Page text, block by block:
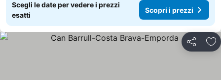
Scegli le date per vedere i prezzi
esatti
Scopri i prezzi
Condividi